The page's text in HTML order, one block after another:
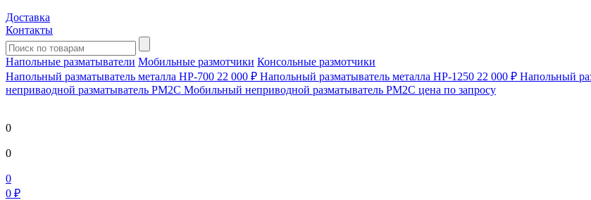
Доставка
Контакты
Напольные разматыватели Мобильные размотчики Консольные размотчики
Напольный разматыватель металла HP-700 22 000 ₽ Напольный разматыватель металла HP-1250 22 000 ₽ Напольный
непривaодной разматыватель РМ2С Мобильный неприводной разматыватель РМ2С цена по запросу
0
0
0
0 ₽